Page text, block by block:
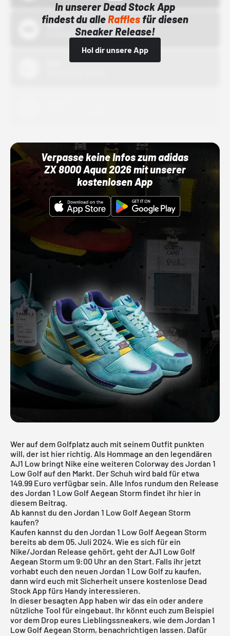
In unserer Dead Stock App
findest du alleRafflesfür diesen
Sneaker Release!
Hol dir unsere App
Bstn
01.10.22 00:00 Uhr
Verpasse keine Infos zum adidas
ZX 8000 Aqua 2026 mit unserer
kostenlosen App
Wer auf dem Golfplatz auch mit seinem Outfit punkten
will, der ist hier richtig. Als Hommage an den legendären
AJ1 Low bringt Nike eine weiteren Colorway des Jordan 1
Low Golf auf den Markt. Der Schuh wird bald für etwa
149.99 Euro verfügbar sein. Alle Infos rundum den Release
des Jordan 1 Low Golf Aegean Storm findet ihr hier in
diesem Beitrag.
Ab kannst du den Jordan 1 Low Golf Aegean Storm
kaufen?
Kaufen kannst du den Jordan 1 Low Golf Aegean Storm
bereits ab dem 05. Juli 2024. Wie es sich für ein
Nike/Jordan Release gehört, geht der AJ1 Low Golf
Aegean Storm um 9:00 Uhr an den Start. Falls ihr jetzt
vorhabt euch den neuen Jordan 1 Low Golf zu kaufen,
dann wird euch mit Sicherheit unsere kostenlose Dead
Stock App fürs Handy interessieren.
In dieser besagten App haben wir das ein oder andere
nützliche Tool für eingebaut. Ihr könnt euch zum Beispiel
vor dem Drop eures Lieblingssneakers, wie dem Jordan 1
Low Golf Aegean Storm, benachrichtigen lassen. Dafür